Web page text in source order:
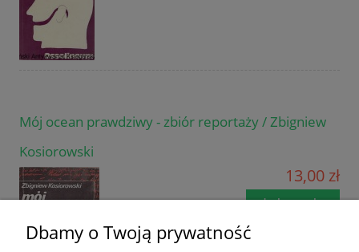
Mój ocean prawdziwy - zbiór reportaży / Zbigniew
Kosiorowski
13,00 zł
do koszyka
Dbamy o Twoją prywatność